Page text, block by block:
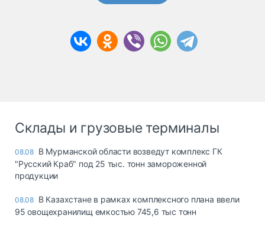
Склады и грузовые терминалы
08.08 В Мурманской области возведут комплекс ГК
"Русский Краб" под 25 тыс. тонн замороженной
продукции
08.08 В Казахстане в рамках комплексного плана ввели
95 овощехранилищ емкостью 745,6 тыс тонн